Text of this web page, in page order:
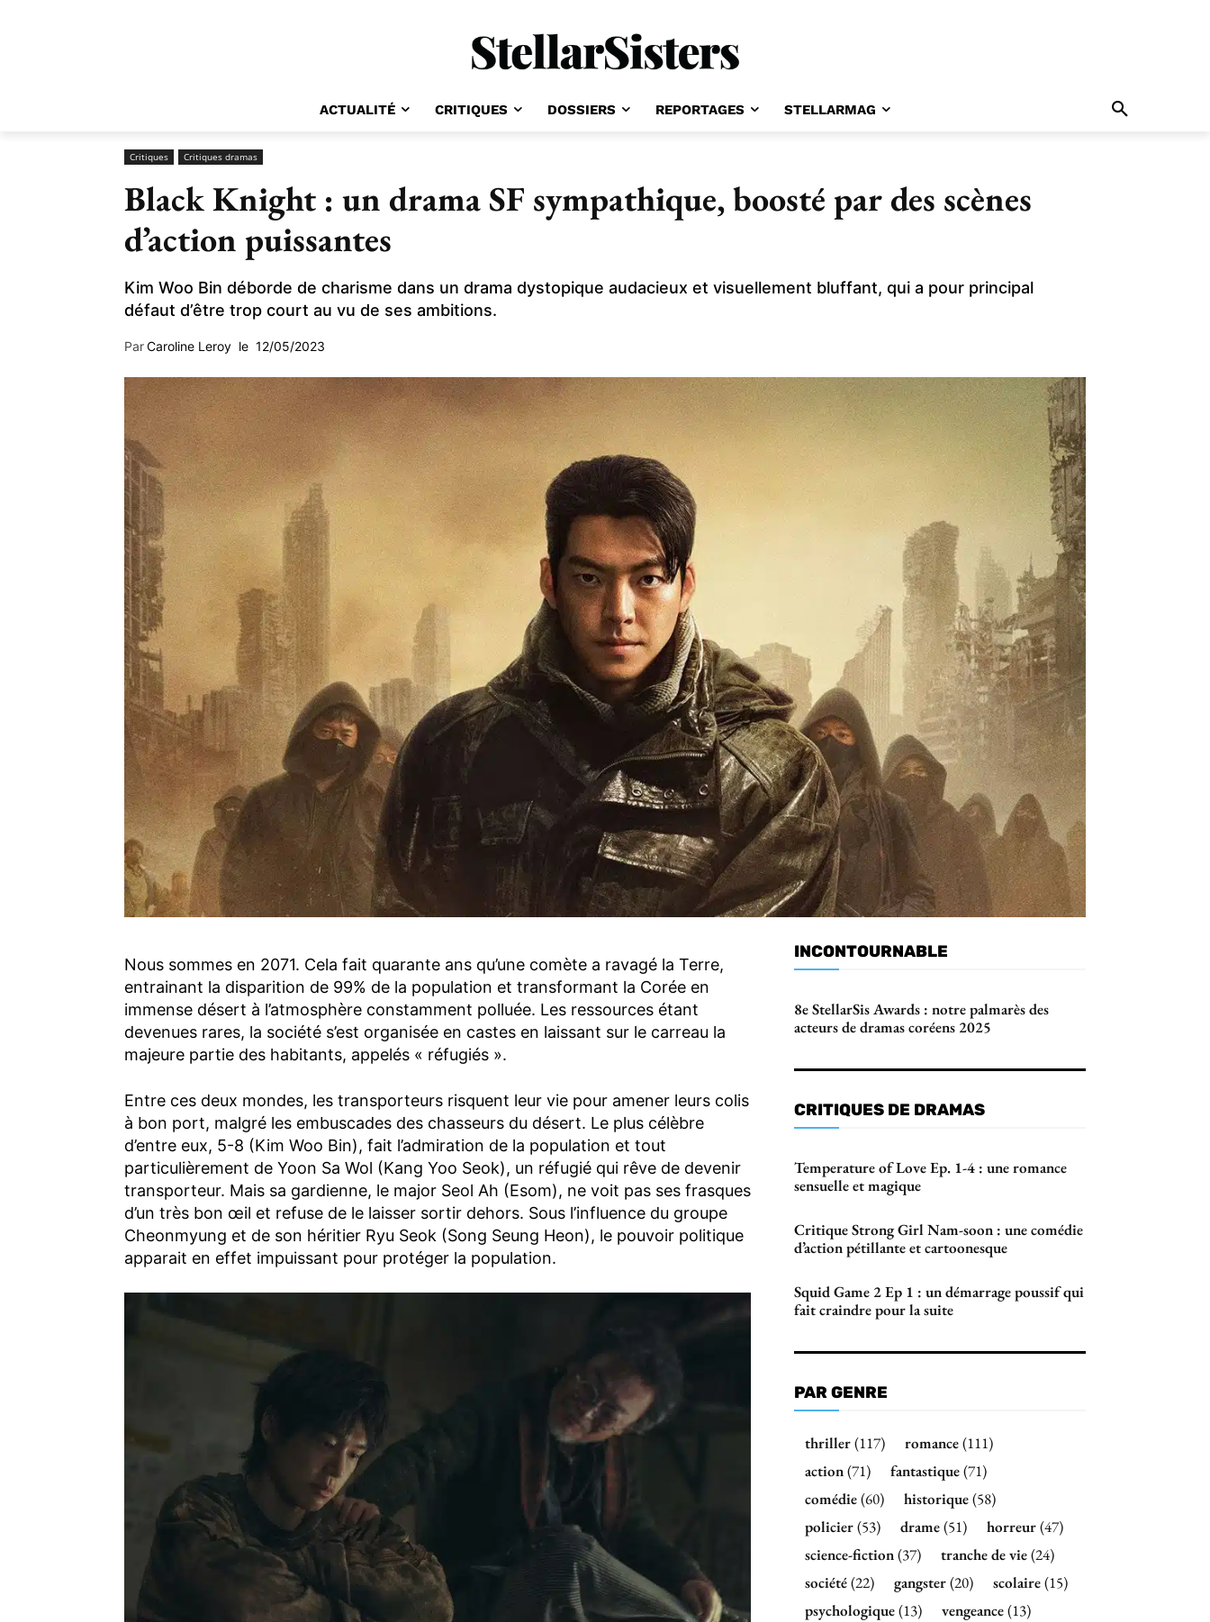
ACTUALITÉ CRITIQUES DOSSIERS REPORTAGES STELLARMAG
Critiques Critiques dramas
Black Knight : un drama SF sympathique, boosté par des scènes
d’action puissantes
Kim Woo Bin déborde de charisme dans un drama dystopique audacieux et visuellement bluffant, qui a pour principal
défaut d’être trop court au vu de ses ambitions.
ParCaroline Leroy le 12/05/2023
Nous sommes en 2071. Cela fait quarante ans qu’une comète a ravagé la Terre,
entrainant la disparition de 99% de la population et transformant la Corée en
immense désert à l’atmosphère constamment polluée. Les ressources étant
devenues rares, la société s’est organisée en castes en laissant sur le carreau la
majeure partie des habitants, appelés « réfugiés ».
Entre ces deux mondes, les transporteurs risquent leur vie pour amener leurs colis
à bon port, malgré les embuscades des chasseurs du désert. Le plus célèbre
d’entre eux, 5-8 (Kim Woo Bin), fait l’admiration de la population et tout
particulièrement de Yoon Sa Wol (Kang Yoo Seok), un réfugié qui rêve de devenir
transporteur. Mais sa gardienne, le major Seol Ah (Esom), ne voit pas ses frasques
d’un très bon œil et refuse de le laisser sortir dehors. Sous l’influence du groupe
Cheonmyung et de son héritier Ryu Seok (Song Seung Heon), le pouvoir politique
apparait en effet impuissant pour protéger la population.
INCONTOURNABLE
8e StellarSis Awards : notre palmarès des
acteurs de dramas coréens 2025
CRITIQUES DE DRAMAS
Temperature of Love Ep. 1-4 : une romance
sensuelle et magique
Critique Strong Girl Nam-soon : une comédie
d’action pétillante et cartoonesque
Squid Game 2 Ep 1 : un démarrage poussif qui
fait craindre pour la suite
PAR GENRE
thriller(117) romance(111)
action(71) fantastique(71)
comédie(60) historique(58)
policier(53) drame(51) horreur(47)
science-fiction(37) tranche de vie(24)
société(22) gangster(20) scolaire(15)
psychologique(13) vengeance(13)